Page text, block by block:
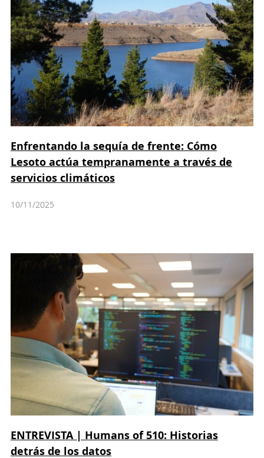
Enfrentando la sequía de frente: Cómo
Lesoto actúa tempranamente a través de
servicios climáticos
10/11/2025
ENTREVISTA | Humans of 510: Historias
detrás de los datos